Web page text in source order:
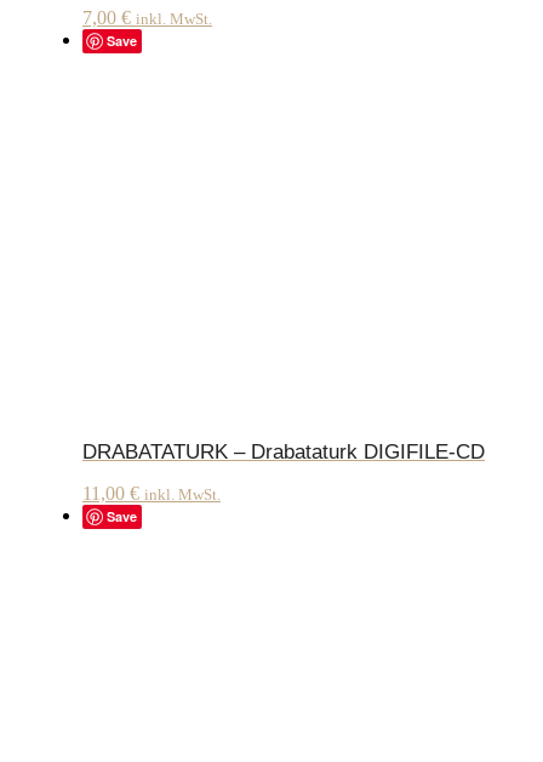
7,00 € inkl. MwSt.
Save
DRABATATURK – Drabataturk DIGIFILE-CD
11,00 € inkl. MwSt.
Save